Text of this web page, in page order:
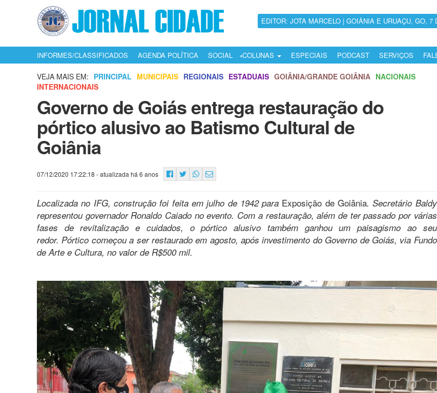
EDITOR: JOTA MARCELO | GOIÂNIA E URUAÇU, GO, 7
INFORMES/CLASSIFICADOS AGENDA POLÍTICA SOCIAL COLUNAS ESPECIAIS PODCAST SERVIÇOS
VEJA MAIS EM: PRINCIPAL MUNICIPAIS REGIONAIS ESTADUAIS GOIÂNIA/GRANDE GOIÂNIA NACIONAIS
INTERNACIONAIS
Governo de Goiás entrega restauração do
pórtico alusivo ao Batismo Cultural de
Goiânia
07/12/2020 17:22:18 - atualizada há 6 anos
Localizada no IFG, construção foi feita em julho de 1942 para Exposição de Goiânia. Secretário Baldy
representou governador Ronaldo Caiado no evento. Com a restauração, além de ter passado por várias
fases de revitalização e cuidados, o pórtico alusivo também ganhou um paisagismo ao seu
redor. Pórtico começou a ser restaurado em agosto, após investimento do Governo de Goiás, via Fundo
de Arte e Cultura, no valor de R$500 mil.